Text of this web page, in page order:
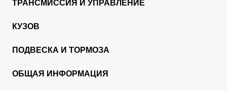
ТРАНСМИССИЯ И УПРАВЛЕНИЕ
КУЗОВ
ПОДВЕСКА И ТОРМОЗА
ОБЩАЯ ИНФОРМАЦИЯ